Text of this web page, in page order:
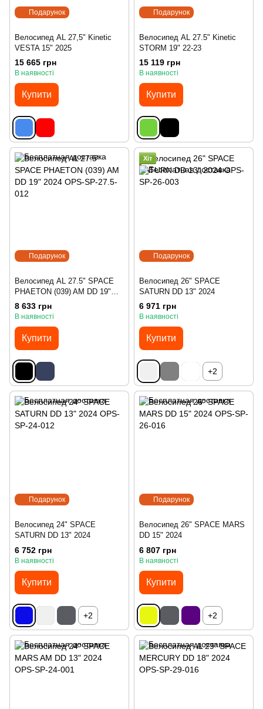
Подарунок
Велосипед AL 27,5" Kinetic
VESTA 15" 2025
15 665 грн
В наявності
Купити
Подарунок
Велосипед AL 27.5" Kinetic
STORM 19" 22-23
15 119 грн
В наявності
Купити
Подарунок
Велосипед AL 27.5" SPACE
PHAETON (039) AM DD 19"
2024
8 633 грн
В наявності
Купити
Подарунок
Хіт
Велосипед 26" SPACE
SATURN DD 13" 2024
6 971 грн
В наявності
Купити
+2
Подарунок
Велосипед 24" SPACE
SATURN DD 13" 2024
6 752 грн
В наявності
Купити
+2
Подарунок
Велосипед 26" SPACE MARS
DD 15" 2024
6 807 грн
В наявності
Купити
+2